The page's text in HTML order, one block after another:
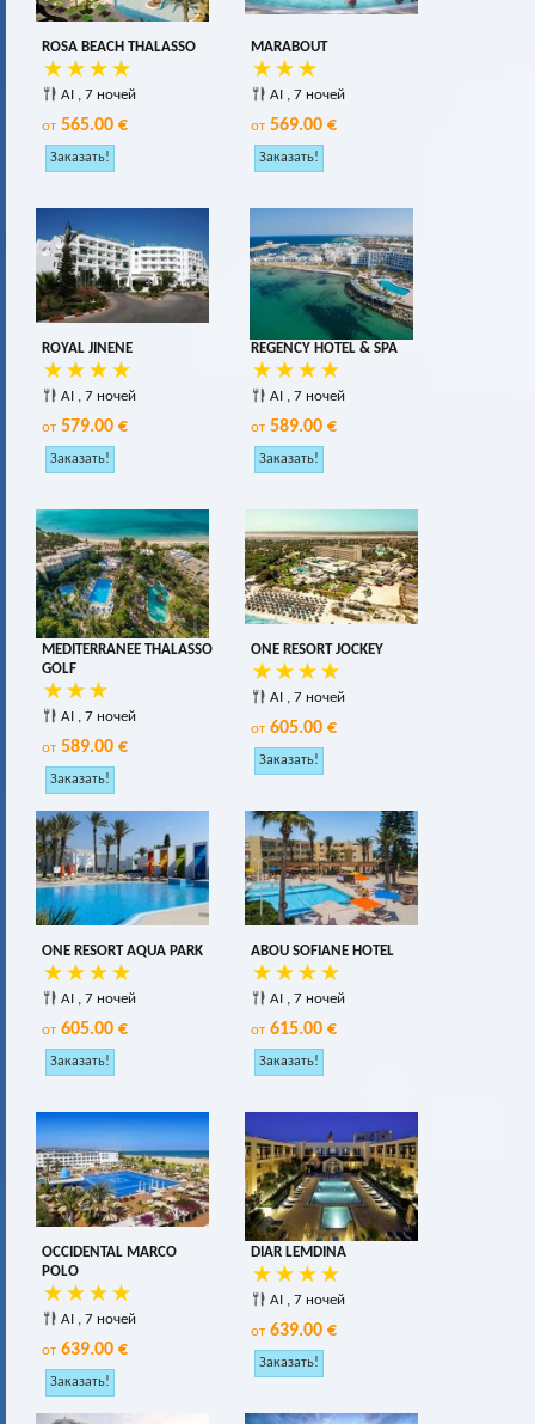
ROSA BEACH THALASSO
AI , 7 ночей
от 565.00 €
MARABOUT
AI , 7 ночей
от 569.00 €
ROYAL JINENE
AI , 7 ночей
от 579.00 €
REGENCY HOTEL & SPA
AI , 7 ночей
от 589.00 €
MEDITERRANEE THALASSO
GOLF
AI , 7 ночей
от 589.00 €
ONE RESORT JOCKEY
AI , 7 ночей
от 605.00 €
ONE RESORT AQUA PARK
AI , 7 ночей
от 605.00 €
ABOU SOFIANE HOTEL
AI , 7 ночей
от 615.00 €
OCCIDENTAL MARCO
POLO
AI , 7 ночей
от 639.00 €
DIAR LEMDINA
AI , 7 ночей
от 639.00 €